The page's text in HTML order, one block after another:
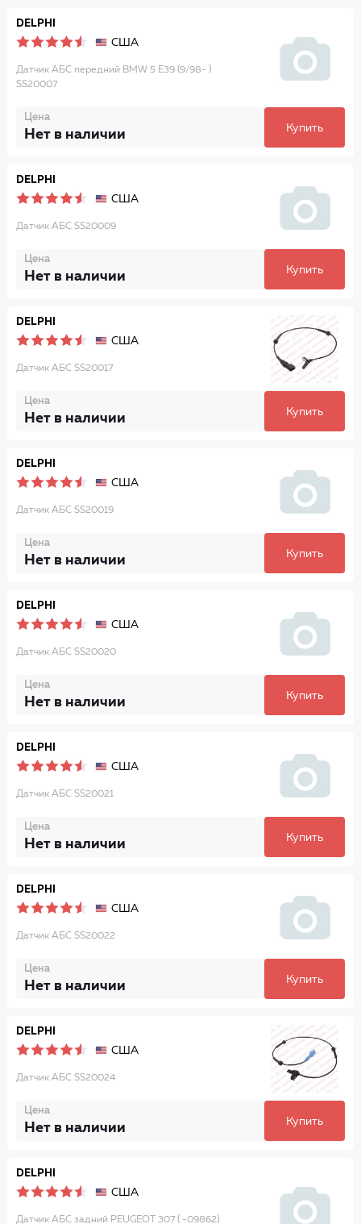
DELPHI
США
Датчик АБС передний BMW 5 E39 (9/98- )
SS20007
Цена
Нет в наличии Купить
DELPHI
США
Датчик АБС SS20009
Цена
Нет в наличии Купить
DELPHI
США
Датчик АБС SS20017
Цена
Нет в наличии Купить
DELPHI
США
Датчик АБС SS20019
Цена
Нет в наличии Купить
DELPHI
США
Датчик АБС SS20020
Цена
Нет в наличии Купить
DELPHI
США
Датчик АБС SS20021
Цена
Нет в наличии Купить
DELPHI
США
Датчик АБС SS20022
Цена
Нет в наличии Купить
DELPHI
США
Датчик АБС SS20024
Цена
Нет в наличии Купить
DELPHI
США
Датчик АБС задний PEUGEOT 307 ( -09862)